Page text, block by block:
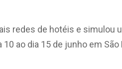
redes de hotéis e simulou
ao dia 15 de junho em